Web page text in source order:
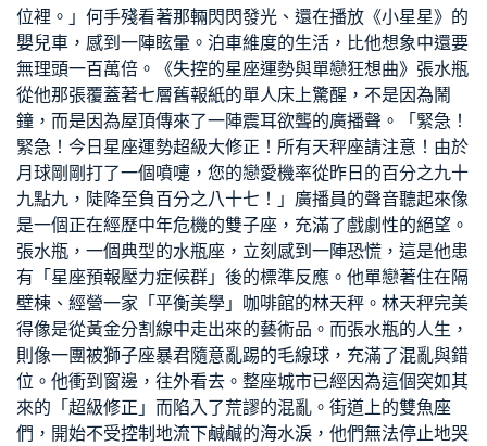
位裡。」何手殘看著那輛閃閃發光、還在播放《小星星》的
嬰兒車，感到一陣眩暈。泊車維度的生活，比他想象中還要
無理頭一百萬倍。《失控的星座運勢與單戀狂想曲》張水瓶
從他那張覆蓋著七層舊報紙的單人床上驚醒，不是因為鬧
鐘，而是因為屋頂傳來了一陣震耳欲聾的廣播聲。「緊急！
緊急！今日星座運勢超級大修正！所有天秤座請注意！由於
月球剛剛打了一個噴嚏，您的戀愛機率從昨日的百分之九十
九點九，陡降至負百分之八十七！」廣播員的聲音聽起來像
是一個正在經歷中年危機的雙子座，充滿了戲劇性的絕望。
張水瓶，一個典型的水瓶座，立刻感到一陣恐慌，這是他患
有「星座預報壓力症候群」後的標準反應。他單戀著住在隔
壁棟、經營一家「平衡美學」咖啡館的林天秤。林天秤完美
得像是從黃金分割線中走出來的藝術品。而張水瓶的人生，
則像一團被獅子座暴君隨意亂踢的毛線球，充滿了混亂與錯
位。他衝到窗邊，往外看去。整座城市已經因為這個突如其
來的「超級修正」而陷入了荒謬的混亂。街道上的雙魚座
們，開始不受控制地流下鹹鹹的海水淚，他們無法停止地哭